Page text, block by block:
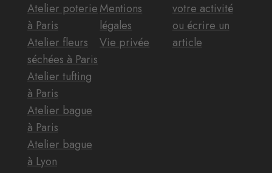
Atelier poterie
à Paris
Atelier fleurs
séchées à Paris
Atelier tufting
à Paris
Atelier bague
à Paris
Atelier bague
à Lyon
Mentions
légales
Vie privée
votre activité
ou écrire un
article